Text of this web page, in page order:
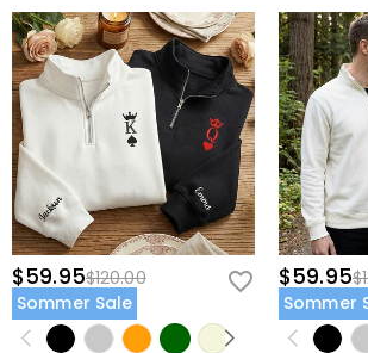
$59.95$120.00
Sommer Sale
$59.95
Sommer